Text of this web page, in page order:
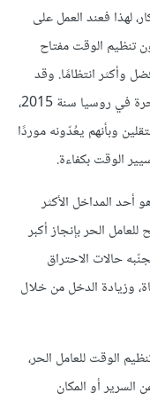
لهذا فعند العمل على
تنظيم الوقت مفتاح
وأكثر انتظامًا. وقد
حرة في روسيا سنة 2015،
وبأنهم يعُدّونه موردًا
الوقت بكفاءة.
المداخل الأكثر
الحر بإنجاز أكبر
حالات الاحتراق
وزيادة الدخل من خلال
الوقت للعامل الحر،
أو المكان